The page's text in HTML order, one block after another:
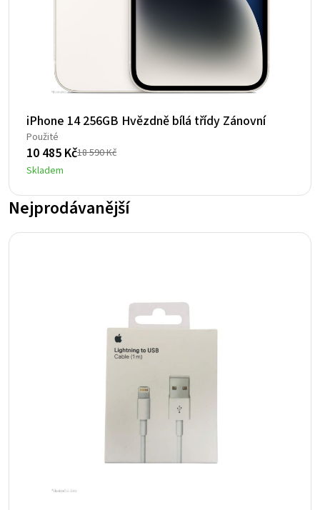
iPhone 14 256GB Hvězdně bílá třídy Zánovní
Použité
18 590Kč
Původní
cena
byla:
18
590 Kč.
10 485 Kč
Aktuální
cena
je:
10
485 Kč.
Skladem
Nejprodávanější